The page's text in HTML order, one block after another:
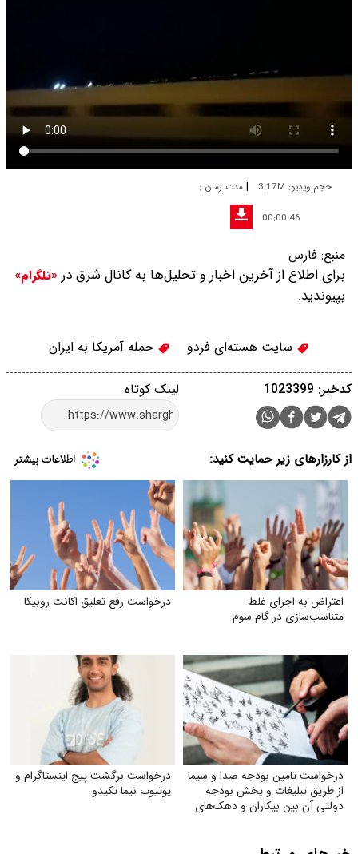
حجم ویدیو: 3.17M | مدت زمان :
00:00:46
منبع: فارس
برای اطلاع از آخرین اخبار و تحلیل‌ها به کانال شرق در «تلگرام»
بپیوندید.
سایت هسته‌ای فردو حمله آمریکا به ایران
لینک کوتاه کدخبر: 1023399
از کارزارهای زیر حمایت کنید:
اعتراض به اجرای غلط
متناسب‌سازی در گام سوم
درخواست رفع تعلیق اکانت روبیکا
درخواست تامین بودجه صدا و سیما
از طریق تبلیغات و پخش بودجه
دولتی آن بین بیکاران و دهک‌های
درخواست برگشت پیج اینستاگرام و
یوتیوب نیما تکیدو